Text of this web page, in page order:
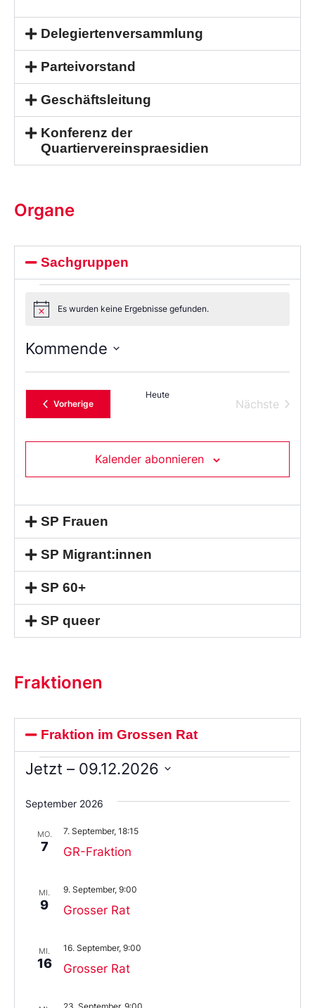
Delegiertenversammlung
Parteivorstand
Geschäftsleitung
Konferenz der
Quartiervereinspraesidien
Organe
Sachgruppen
NoticeEs wurden keine Ergebnisse gefunden.
Kommende
Sie
das
Datum
aus.
VorherigeVeranstaltungen
Heute
Nächste
Kalender abonnieren
SP Frauen
SP Migrant:innen
SP 60+
SP queer
Fraktionen
Fraktion im Grossen Rat
Jetzt – 09.12.2026
Sie
das
aus.
September 2026
MO.
7 GR-Fraktion
7. September, 18:15
MI.
9 Grosser Rat
9. September, 9:00
MI.
16 Grosser Rat
16. September, 9:00